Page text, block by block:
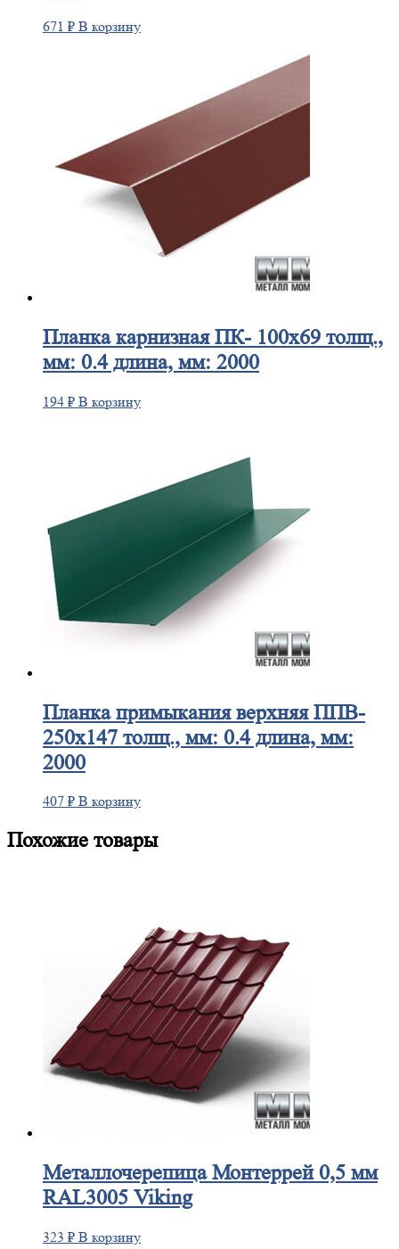
671 ₽ В корзину
Планкакарнизная ПК- 100х69 толщ.,
мм: 0.4 длина, мм: 2000
194 ₽ В корзину
Планкапримыкания верхняя ППВ-
250х147 толщ., мм: 0.4 длина, мм:
2000
407 ₽ В корзину
Похожие товары
МеталлочерепицаМонтеррей 0,5 мм
RAL3005 Viking
323 ₽ В корзину